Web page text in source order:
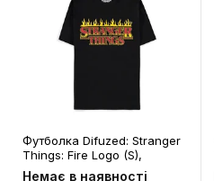
Футболка Difuzed: Stranger
Things: Fire Logo (S),
(393255)
Немає в наявності